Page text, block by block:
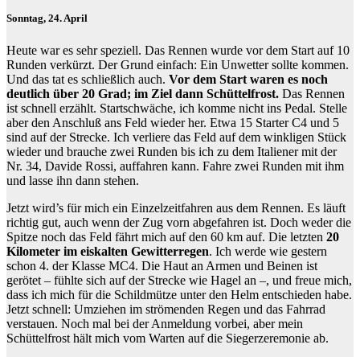
Sonntag, 24. April
Heute war es sehr speziell. Das Rennen wurde vor dem Start auf 10
Runden verkürzt. Der Grund einfach: Ein Unwetter sollte kommen.
Und das tat es schließlich auch. Vor dem Start waren es noch
deutlich über 20 Grad; im Ziel dann Schüttelfrost. Das Rennen
ist schnell erzählt. Startschwäche, ich komme nicht ins Pedal. Stelle
aber den Anschluß ans Feld wieder her. Etwa 15 Starter C4 und 5
sind auf der Strecke. Ich verliere das Feld auf dem winkligen Stück
wieder und brauche zwei Runden bis ich zu dem Italiener mit der
Nr. 34, Davide Rossi, auffahren kann. Fahre zwei Runden mit ihm
und lasse ihn dann stehen.
Jetzt wird’s für mich ein Einzelzeitfahren aus dem Rennen. Es läuft
richtig gut, auch wenn der Zug vorn abgefahren ist. Doch weder die
Spitze noch das Feld fährt mich auf den 60 km auf. Die letzten 20
Kilometer im eiskalten Gewitterregen. Ich werde wie gestern
schon 4. der Klasse MC4. Die Haut an Armen und Beinen ist
gerötet – fühlte sich auf der Strecke wie Hagel an –, und freue mich,
dass ich mich für die Schildmütze unter den Helm entschieden habe.
Jetzt schnell: Umziehen im strömenden Regen und das Fahrrad
verstauen. Noch mal bei der Anmeldung vorbei, aber mein
Schüttelfrost hält mich vom Warten auf die Siegerzeremonie ab.